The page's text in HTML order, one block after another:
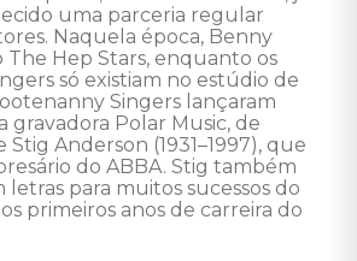
uma parceria regular
Naquela época, Benny
The Hep Stars, enquanto os
só existiam no estúdio de
Singers lançaram
gravadora Polar Music, de
Anderson (1931–1997), que
do ABBA. Stig também
para muitos sucessos do
primeiros anos de carreira do